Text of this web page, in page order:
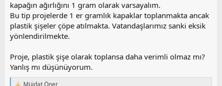
kapağın ağırlığını 1 gram olarak varsayalım.
Bu tip projelerde 1 er gramlık kapaklar toplanmakta ancak
plastik şişeler çöpe atılmakta. Vatandaşlarımız sanki eksik
yönlendirilmekte.
Proje, plastik şişe olarak toplansa daha verimli olmaz mı?
Yanlış mı düşünüyorum.